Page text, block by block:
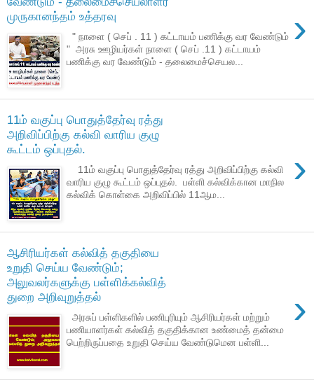
முருகானந்தம் உத்தரவு
›
" நாளை ( செப் . 11 ) கட்டாயம் பணிக்கு வர வேண்டும்
" அரசு ஊழியர்கள் நாளை ( செப் .11 ) கட்டாயம்
பணிக்கு வர வேண்டும் - தலைமைச்செயல...
11ம் வகுப்பு பொதுத்தேர்வு ரத்து
அறிவிப்பிற்கு கல்வி வாரிய குழு
கூட்டம் ஒப்புதல்.
›
11ம் வகுப்பு பொதுத்தேர்வு ரத்து அறிவிப்பிற்கு கல்வி
வாரிய குழு கூட்டம் ஒப்புதல். பள்ளி கல்விக்கான மாநில
கல்விக் கொள்கை அறிவிப்பில் 11ஆம...
ஆசிரியர்கள் கல்வித் தகுதியை
உறுதி செய்ய வேண்டும்;
அலுவலர்களுக்கு பள்ளிக்கல்வித்
துறை அறிவுறுத்தல்
›
அரசுப் பள்ளிகளில் பணிபுரியும் ஆசிரியர்கள் மற்றும்
பணியாளர்கள் கல்வித் தகுதிக்கான உண்மைத் தன்மை
பெற்றிருப்பதை உறுதி செய்ய வேண்டுமென பள்ளி...